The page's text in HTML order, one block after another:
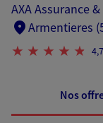
AXA Assurance
Armentieres
4,7
Nos